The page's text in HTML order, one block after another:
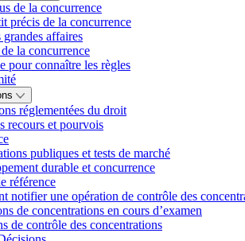
de la concurrence
précis de la concurrence
grandes affaires
la concurrence
pour connaître les règles
réglementées du droit
recours et pourvois
publiques et tests de marché
durable et concurrence
référence
notifier une opération de contrôle des
de concentrations en cours d’examen
de contrôle des concentrations